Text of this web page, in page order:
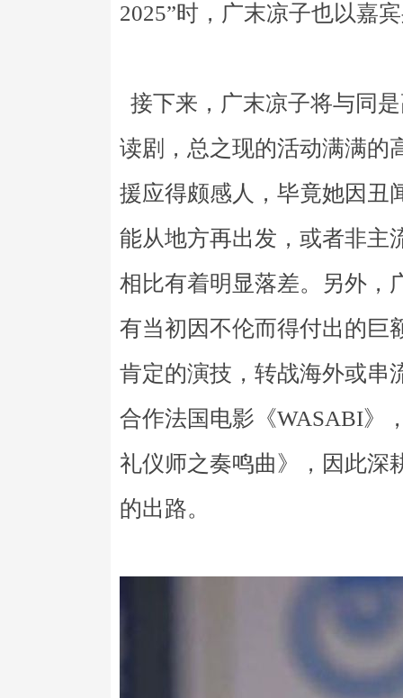
2025”时，广末凉子也以嘉
接下来，广末凉子将与同
读剧，总之现的活动满满的
援应得颇感人，毕竟她因丑
能从地方再出发，或者非主
相比有着明显落差。另外，
有当初因不伦而得付出的巨
肯定的演技，转战海外或串
合作法国电影《WASABI》
礼仪师之奏鸣曲》，因此深
的出路。